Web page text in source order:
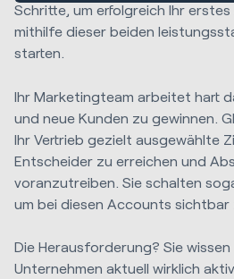
Schritte, um erfolgreich Ihr
mithilfe dieser beiden
starten.
Ihr Marketingteam arbeitet hart
und neue Kunden zu gewinnen.
Ihr Vertrieb gezielt ausgewählte
Entscheider zu erreichen und
voranzutreiben. Sie schalten
um bei diesen Accounts sichtbar
Die Herausforderung? Sie
Unternehmen aktuell wirklich